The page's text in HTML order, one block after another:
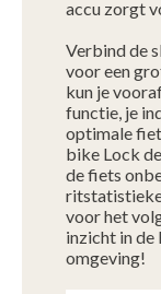
accu zorgt
Verbind de
voor een
kun je
functie, je
optimale
bike Lock
de fiets
voor het
inzicht in de
omgeving!